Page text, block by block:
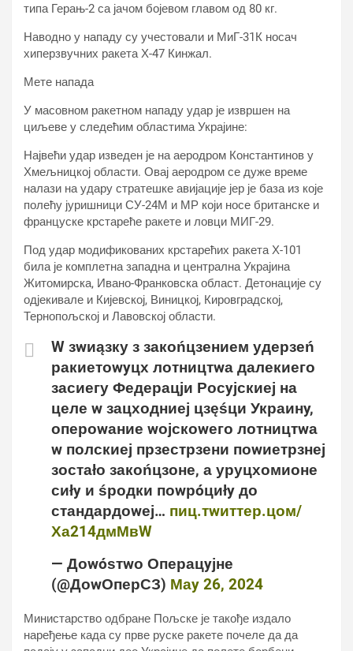
типа Герањ-2 са јачом бојевом главом од 80 кг.
Наводно у нападу су учестовали и МиГ-31К носач
хиперзвучних ракета Х-47 Кинжал.
Мете напада
У масовном ракетном нападу удар је извршен на
циљеве у следећим областима Украјине:
Највећи удар изведен је на аеродром Константинов у
Хмељницкој области. Овај аеродром се дуже време
налази на удару стратешке авијације јер је база из које
полећу јуришници СУ-24М и МР који носе британске и
француске крстареће ракете и ловци МИГ-29.
Под удар модификованих крстарећих ракета Х-101
била је комплетна западна и централна Украјина
Житомирска, Ивано-Франковска област. Детонације су
одјекивале и Кијевској, Виницкој, Кировградској,
Тернопољској и Лавовској области.
W зwиąзку з закоńцзением удерзеń
ракиетоwyцх лотництwа далекиего
засиегу Федерацји Росyјскиеј на
целе w зацходниеј цзęśци Украинy,
опероwание wојскоwего лотництwа
w полскиеј прзестрзени поwиетрзнеј
зостаłо закоńцзоне, а уруцхомионе
сиły и śродки поwрóциły до
стандардоwеј… пиц.тwиттер.цом/
Ха214дмМвW
— Доwóѕтwо Операцyјне
(@ДоwОперСЗ) Маy 26, 2024
Министарство одбране Пољске је такође издало
наређење када су прве руске ракете почеле да да